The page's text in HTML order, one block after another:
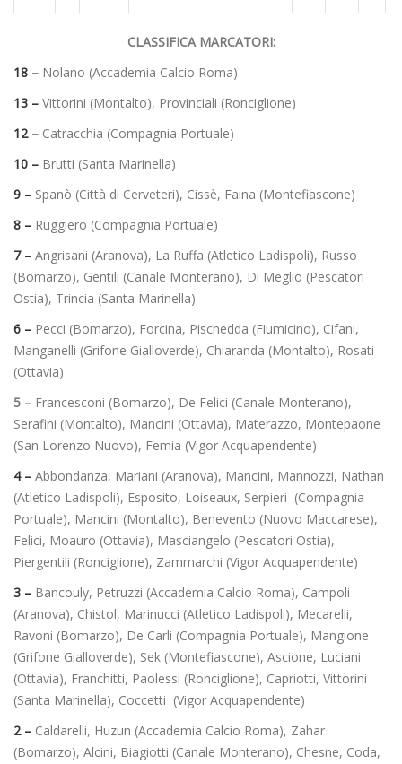
CLASSIFICA MARCATORI:
18 – Nolano (Accademia Calcio Roma)
13 – Vittorini (Montalto), Provinciali (Ronciglione)
12 – Catracchia (Compagnia Portuale)
10 – Brutti (Santa Marinella)
9 – Spanò (Città di Cerveteri), Cissè, Faina (Montefiascone)
8 – Ruggiero (Compagnia Portuale)
7 – Angrisani (Aranova), La Ruffa (Atletico Ladispoli), Russo
(Bomarzo), Gentili (Canale Monterano), Di Meglio (Pescatori
Ostia), Trincia (Santa Marinella)
6 – Pecci (Bomarzo), Forcina, Pischedda (Fiumicino), Cifani,
Manganelli (Grifone Gialloverde), Chiaranda (Montalto), Rosati
(Ottavia)
5 – Francesconi (Bomarzo), De Felici (Canale Monterano),
Serafini (Montalto), Mancini (Ottavia), Materazzo, Montepaone
(San Lorenzo Nuovo), Femia (Vigor Acquapendente)
4 – Abbondanza, Mariani (Aranova), Mancini, Mannozzi, Nathan
(Atletico Ladispoli), Esposito, Loiseaux, Serpieri (Compagnia
Portuale), Mancini (Montalto), Benevento (Nuovo Maccarese),
Felici, Moauro (Ottavia), Masciangelo (Pescatori Ostia),
Piergentili (Ronciglione), Zammarchi (Vigor Acquapendente)
3 – Bancouly, Petruzzi (Accademia Calcio Roma), Campoli
(Aranova), Chistol, Marinucci (Atletico Ladispoli), Mecarelli,
Ravoni (Bomarzo), De Carli (Compagnia Portuale), Mangione
(Grifone Gialloverde), Sek (Montefiascone), Ascione, Luciani
(Ottavia), Franchitti, Paolessi (Ronciglione), Capriotti, Vittorini
(Santa Marinella), Coccetti (Vigor Acquapendente)
2 – Caldarelli, Huzun (Accademia Calcio Roma), Zahar
(Bomarzo), Alcini, Biagiotti (Canale Monterano), Chesne, Coda,